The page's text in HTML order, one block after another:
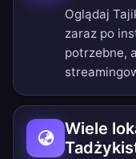
Oglądaj
zaraz po
potrzebne,
Wiele